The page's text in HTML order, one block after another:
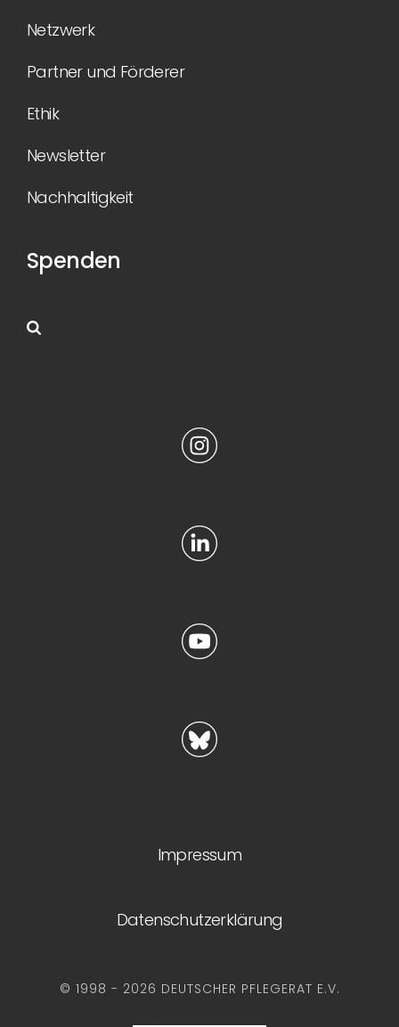
Netzwerk
Partner und Förderer
Ethik
Newsletter
Nachhaltigkeit
Spenden
Impressum
Datenschutzerklärung
© 1998 - 2026 DEUTSCHER PFLEGERAT E.V.